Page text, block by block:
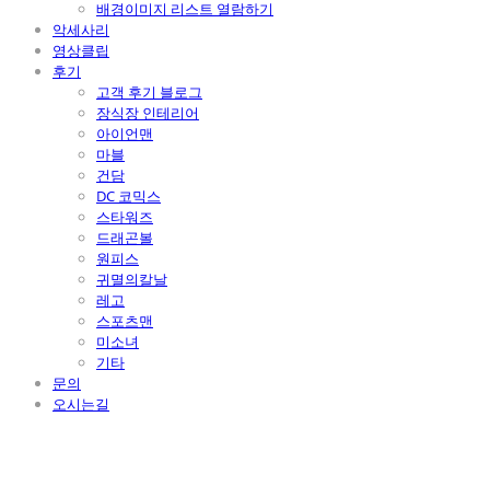
배경이미지 리스트 열람하기
악세사리
영상클립
후기
고객 후기 블로그
장식장 인테리어
아이언맨
마블
건담
DC 코믹스
스타워즈
드래곤볼
원피스
귀멸의칼날
레고
스포츠맨
미소녀
기타
문의
오시는길